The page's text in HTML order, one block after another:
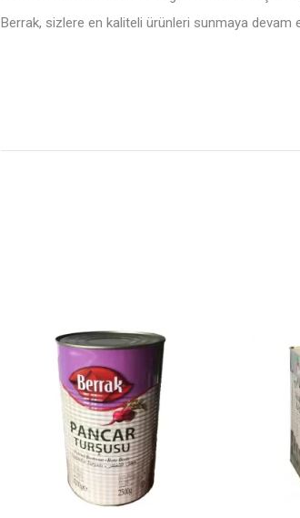
Berrak, sizlere en kaliteli ürünleri sunmaya devam